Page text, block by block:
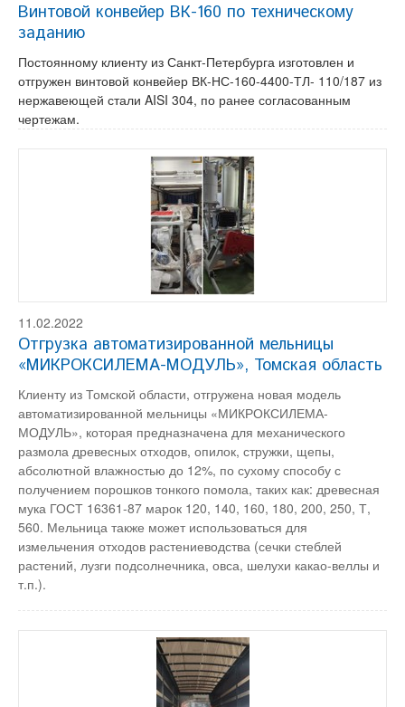
Винтовой конвейер ВК-160 по техническому
заданию
Постоянному клиенту из Санкт-Петербурга изготовлен и
отгружен винтовой конвейер ВК-НС-160-4400-ТЛ- 110/187 из
нержавеющей стали AISI 304, по ранее согласованным
чертежам.
11.02.2022
Отгрузка автоматизированной мельницы
«МИКРОКСИЛЕМА-МОДУЛЬ», Томская область
Клиенту из Томской области, отгружена новая модель
автоматизированной мельницы «МИКРОКСИЛЕМА-
МОДУЛЬ», которая предназначена для механического
размола древесных отходов, опилок, стружки, щепы,
абсолютной влажностью до 12%, по сухому способу с
получением порошков тонкого помола, таких как: древесная
мука ГОСТ 16361-87 марок 120, 140, 160, 180, 200, 250, Т,
560. Мельница также может использоваться для
измельчения отходов растениеводства (сечки стеблей
растений, лузги подсолнечника, овса, шелухи какао-веллы и
т.п.).